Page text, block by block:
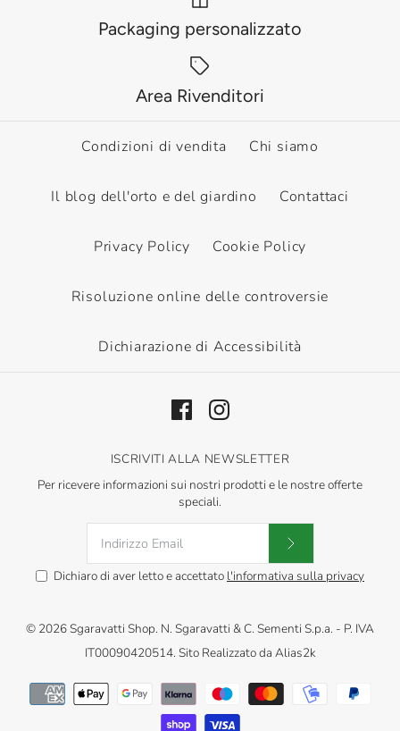
Packaging personalizzato
Area Rivenditori
Condizioni di vendita Chi siamo
Il blog dell'orto e del giardino Contattaci
Privacy Policy Cookie Policy
Risoluzione online delle controversie
Dichiarazione di Accessibilità
ISCRIVITI ALLA NEWSLETTER
Per ricevere informazioni sui nostri prodotti e le nostre offerte
speciali.
Dichiaro di aver letto e accettato l'informativa sulla privacy
© 2026Sgaravatti Shop. N. Sgaravatti & C. Sementi S.p.a. - P. IVA
IT00090420514. Sito Realizzato da Alias2k